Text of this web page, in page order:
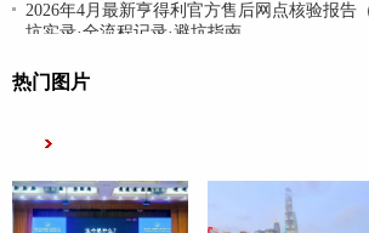
2026年4月最新亨得利官方售后网点核验报告
坑实录·全流程记录·避坑指南
热门图片